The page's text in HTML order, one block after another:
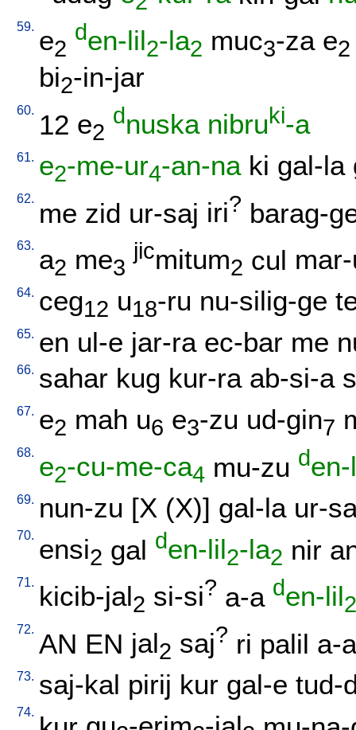
59. e2
den-lil2-la2 muc3-za e2
bi2-in-jar
60. 12 e2
dnuska nibruki-a
61. e2-me-ur4-an-na ki gal-la
62. me zid ur-saj iri? barag-
63. a2 me3
jicmitum2 cul
64. ceg12 u18-ru nu-silig-ge
65. en ul-e jar-ra ec-bar me
66. sahar kug kur-ra ab-si-a
67. e2 mah u6 e3-zu ud-gin7
68. e2-cu-me-ca4 mu-zu d
69. nun-zu [X (X)] gal-la ur-
70. ensi2 gal den-lil2-la2 nir
71. kicib-jal2 si-si? a-a den-lil2
72. AN EN jal2 saj? ri palil a-a
73. saj-kal pirij kur gal-e tud-
74.